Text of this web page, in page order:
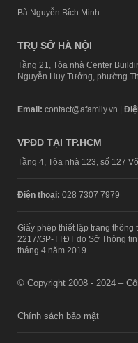
Bà Nguyễn Bích Minh
TRỤ SỞ HÀ NỘI
Tầng 21, Tòa nhà Center
Nguyễn Huy Tưởng, phường
Email: contact@afamily.vn |
VPĐD TẠI TP.HCM
Tầng 4, Tòa nhà 123, số 127
Điện thoại: 028 7307 7979
Giấy phép thiết lập trang
2217/GP-TTĐT do Sở Thông
tháng 4 năm 2019
© Copyright 2008 - 2024 –
Chính sách bảo mật